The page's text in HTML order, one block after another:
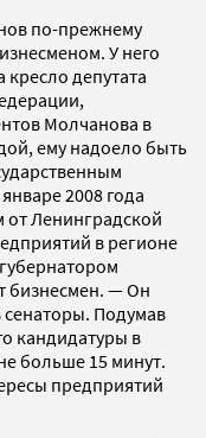
по-прежнему
У него
депутата
Молчанова в
ему надоело быть
2008 года
Ленинградской
в регионе
бизнесмен. — Он
сенаторы. Подумав
кандидатуры в
больше 15 минут.
предприятий